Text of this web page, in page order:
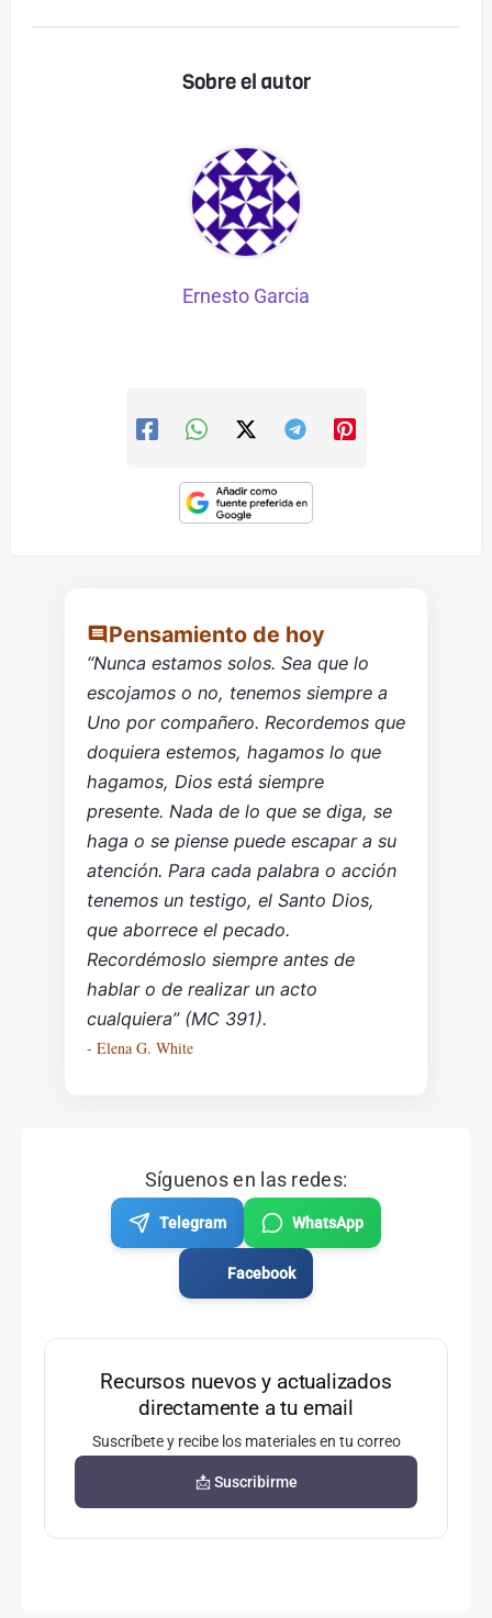
Sobre el autor
Ernesto Garcia
Pensamiento de hoy
“Nunca estamos solos. Sea que lo
escojamos o no, tenemos siempre a
Uno por compañero. Recordemos que
doquiera estemos, hagamos lo que
hagamos, Dios está siempre
presente. Nada de lo que se diga, se
haga o se piense puede escapar a su
atención. Para cada palabra o acción
tenemos un testigo, el Santo Dios,
que aborrece el pecado.
Recordémoslo siempre antes de
hablar o de realizar un acto
cualquiera” (MC 391).
- Elena G. White
Síguenos en las redes:
Telegram WhatsApp
Facebook
Recursos nuevos y actualizados
directamente a tu email
Suscríbete y recibe los materiales en tu correo
📩 Suscribirme